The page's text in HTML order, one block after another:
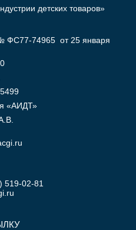
детских товаров»
ФС77-74965 от 25 января
«АИДТ»
519-02-81